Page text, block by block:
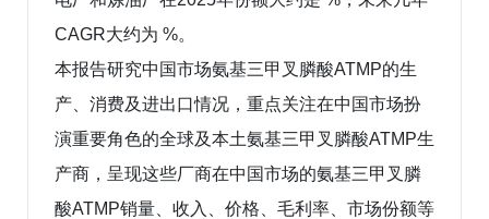
CAGR大约为 %。
本报告研究中国市场氨基三甲叉膦酸ATMP的生
产、消费及进出口情况，重点关注在中国市场扮
演重要角色的全球及本土氨基三甲叉膦酸ATMP生
产商，呈现这些厂商在中国市场的氨基三甲叉膦
酸ATMP销量、收入、价格、毛利率、市场份额等